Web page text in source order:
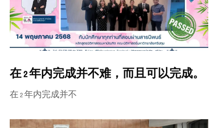
在 2 年内完成并不难，而且可以完成。
在 2 年内完成并不